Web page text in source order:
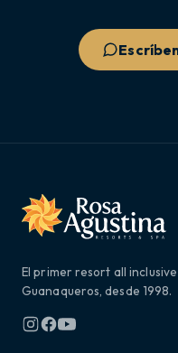
El primer resort all
Guanaqueros, desde 1998.